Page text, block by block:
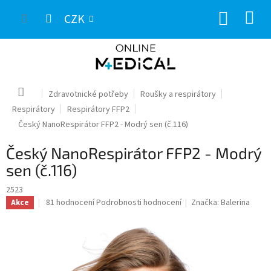
CZK
Domů Zdravotnické potřeby
Roušky a respirátory
Respirátory
Respirátory FFP2
Český NanoRespirátor FFP2 - Modrý sen (č.116)
Český NanoRespirátor FFP2 - Modrý
sen (č.116)
2523
Akce
Průměrné
81 hodnoceníPodrobnosti hodnocení Značka:Balerina